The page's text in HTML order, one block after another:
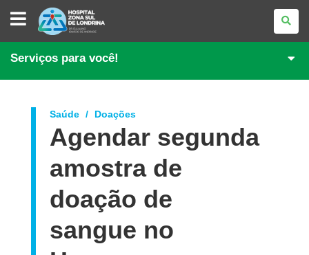
HOSPITAL
ZONA
SUL
DE
Serviços para você!
Saúde Doações
Agendar segunda
amostra de
doação de
sangue no